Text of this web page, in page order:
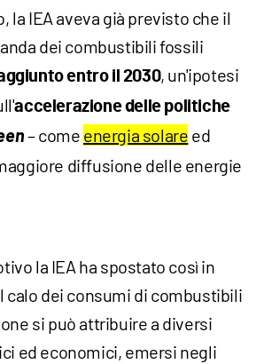
la IEA aveva già previsto che il
dei combustibili fossili
entro il 2030, un'ipotesi
accelerazione delle politiche
– come energia solare ed
diffusione delle energie
la IEA ha spostato così in
calo dei consumi di combustibili
si può attribuire a diversi
ed economici, emersi negli